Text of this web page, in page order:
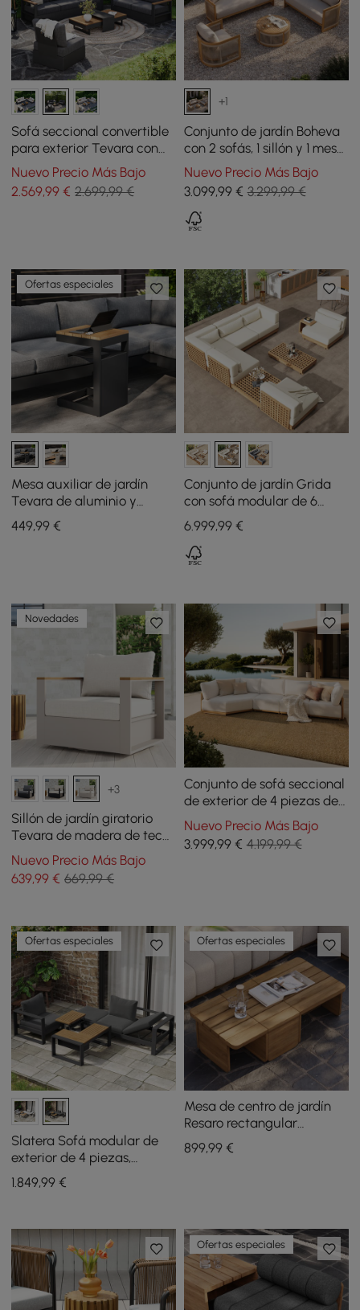
Sofá seccional convertible
para exterior Tevara con
estructura de teca y
aluminio, gris
Nuevo Precio Más Bajo
2.569,99 € 2.699,99 €
+1
Conjunto de jardín Boheva
con 2 sofás, 1 sillón y 1 mesa
de centro en teca y cuerda
tejida
Nuevo Precio Más Bajo
3.099,99€ 3.299,99 €
Ofertas especiales
Mesa auxiliar de jardín
Tevara de aluminio y
madera de teca con luz
solar en color gris oscuro
449,99 €
Conjunto de jardín Grida
con sofá modular de 6
piezas, 2 mesas de centro y
1 mesa auxiliar de madera
de teca - marfil
6.999,99€
Novedades
+3
Sillón de jardín giratorio
Tevara de madera de teca
y aluminio con cojín -
arena
Nuevo Precio Más Bajo
639,99 € 669,99 €
Conjunto de sofá seccional
de exterior de 4 piezas de
teca y aluminio con chaise
longue para 4 personas en
gris claro
Nuevo Precio Más Bajo
3.999,99€ 4.199,99 €
Ofertas especiales
Slatera Sofá modular de
exterior de 4 piezas,
aluminio y acacia para 4
personas en gris claro
1.849,99 €
Ofertas especiales
Mesa de centro de jardín
Resaro rectangular
modular de madera de
teca
899,99€
Ofertas especiales